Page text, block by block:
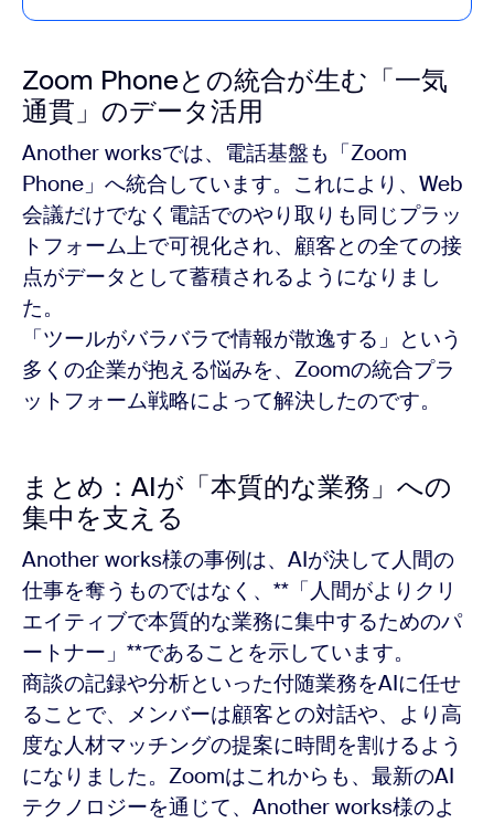
Zoom Phoneとの統合が生む「一気
通貫」のデータ活用
Another worksでは、電話基盤も「Zoom
Phone」へ統合しています。これにより、Web
会議だけでなく電話でのやり取りも同じプラッ
トフォーム上で可視化され、顧客との全ての接
点がデータとして蓄積されるようになりまし
た。
「ツールがバラバラで情報が散逸する」という
多くの企業が抱える悩みを、Zoomの統合プラ
ットフォーム戦略によって解決したのです。
まとめ：AIが「本質的な業務」への
集中を支える
Another works様の事例は、AIが決して人間の
仕事を奪うものではなく、**「人間がよりクリ
エイティブで本質的な業務に集中するためのパ
ートナー」**であることを示しています。
商談の記録や分析といった付随業務をAIに任せ
ることで、メンバーは顧客との対話や、より高
度な人材マッチングの提案に時間を割けるよう
になりました。Zoomはこれからも、最新のAI
テクノロジーを通じて、Another works様のよ